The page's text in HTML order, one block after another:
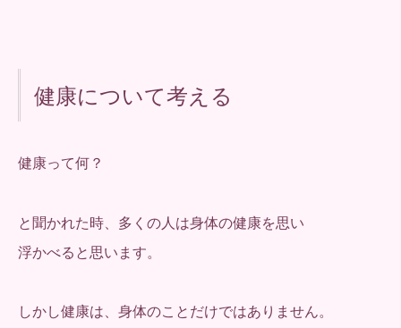
健康について考える
健康って何？
と聞かれた時、多くの人は身体の健康を思い
浮かべると思います。
しかし健康は、身体のことだけではありません。